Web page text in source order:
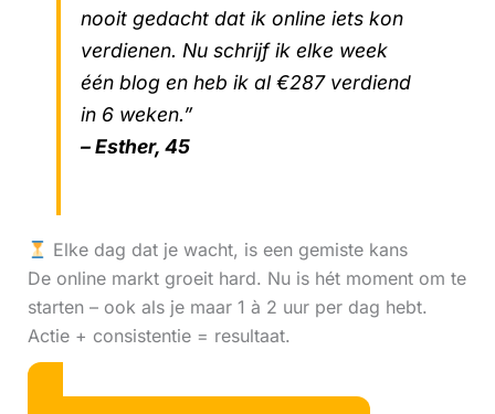
nooit gedacht dat ik online iets kon
verdienen. Nu schrijf ik elke week
één blog en heb ik al €287 verdiend
in 6 weken.”
– Esther, 45
Elke dag dat je wacht, is een gemiste kans
De online markt groeit hard. Nu is hét moment om te
starten – ook als je maar 1 à 2 uur per dag hebt.
Actie + consistentie = resultaat.